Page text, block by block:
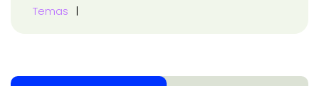
Temas